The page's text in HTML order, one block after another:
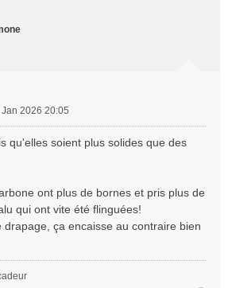
Jan 2026 20:05
qu'elles soient plus solides que des
ont plus de bornes et pris plus de
qui ont vite été flinguées!
drapage, ça encaisse au contraire bien